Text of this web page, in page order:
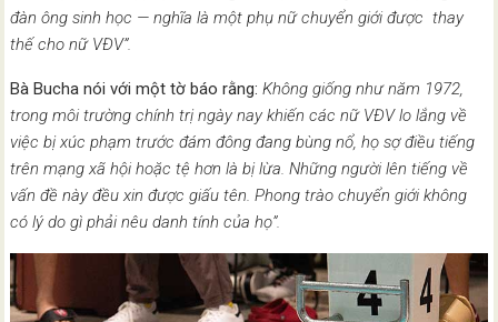
đàn ông sinh học — nghĩa là một phụ nữ chuyển giới được thay
thế cho nữ VĐV”.
Bà Bucha nói với một tờ báo rằng:Không giống như năm 1972,
trong môi trường chính trị ngày nay khiến các nữ VĐV lo lắng về
việc bị xúc phạm trước đám đông đang bùng nổ, họ sợ điều tiếng
trên mạng xã hội hoặc tệ hơn là bị lừa. Những người lên tiếng về
vấn đề này đều xin được giấu tên. Phong trào chuyển giới không
có lý do gì phải nêu danh tính của họ”.